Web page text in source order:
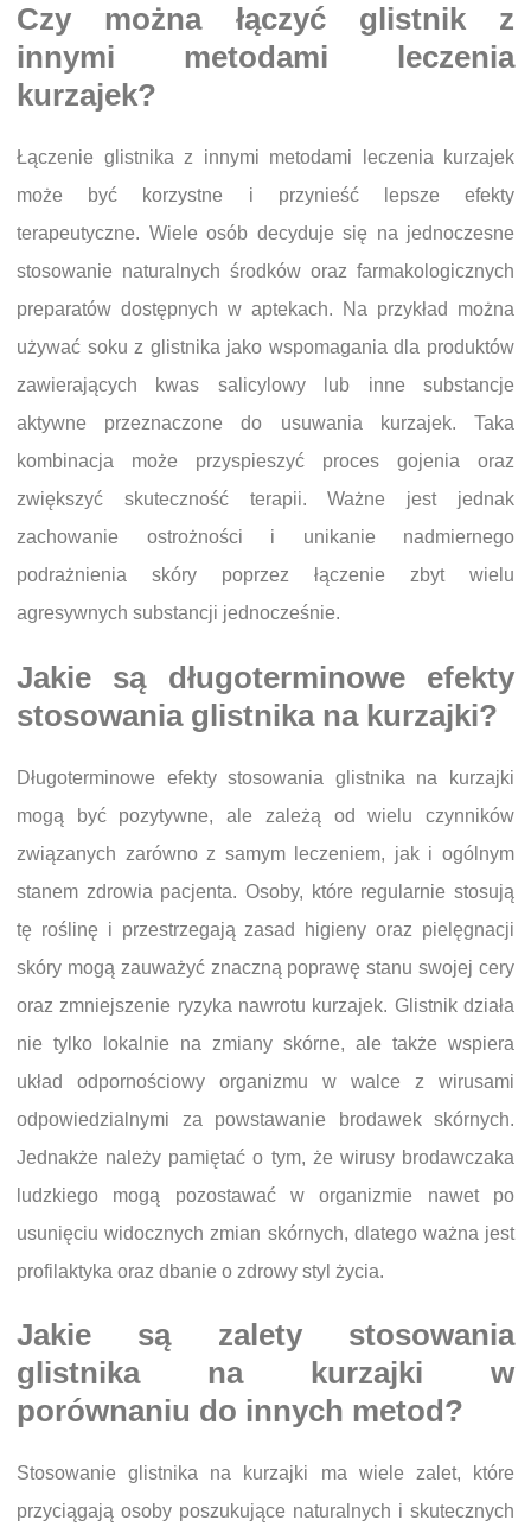
Czy można łączyć glistnik z
innymi metodami leczenia
kurzajek?
Łączenie glistnika z innymi metodami leczenia kurzajek
może być korzystne i przynieść lepsze efekty
terapeutyczne. Wiele osób decyduje się na jednoczesne
stosowanie naturalnych środków oraz farmakologicznych
preparatów dostępnych w aptekach. Na przykład można
używać soku z glistnika jako wspomagania dla produktów
zawierających kwas salicylowy lub inne substancje
aktywne przeznaczone do usuwania kurzajek. Taka
kombinacja może przyspieszyć proces gojenia oraz
zwiększyć skuteczność terapii. Ważne jest jednak
zachowanie ostrożności i unikanie nadmiernego
podrażnienia skóry poprzez łączenie zbyt wielu
agresywnych substancji jednocześnie.
Jakie są długoterminowe efekty
stosowania glistnika na kurzajki?
Długoterminowe efekty stosowania glistnika na kurzajki
mogą być pozytywne, ale zależą od wielu czynników
związanych zarówno z samym leczeniem, jak i ogólnym
stanem zdrowia pacjenta. Osoby, które regularnie stosują
tę roślinę i przestrzegają zasad higieny oraz pielęgnacji
skóry mogą zauważyć znaczną poprawę stanu swojej cery
oraz zmniejszenie ryzyka nawrotu kurzajek. Glistnik działa
nie tylko lokalnie na zmiany skórne, ale także wspiera
układ odpornościowy organizmu w walce z wirusami
odpowiedzialnymi za powstawanie brodawek skórnych.
Jednakże należy pamiętać o tym, że wirusy brodawczaka
ludzkiego mogą pozostawać w organizmie nawet po
usunięciu widocznych zmian skórnych, dlatego ważna jest
profilaktyka oraz dbanie o zdrowy styl życia.
Jakie są zalety stosowania
glistnika na kurzajki w
porównaniu do innych metod?
Stosowanie glistnika na kurzajki ma wiele zalet, które
przyciągają osoby poszukujące naturalnych i skutecznych